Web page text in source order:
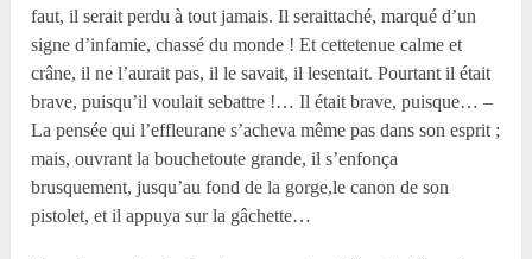
faut, il serait perdu à tout jamais. Il seraittaché, marqué d’un
signe d’infamie, chassé du monde ! Et cettetenue calme et
crâne, il ne l’aurait pas, il le savait, il lesentait. Pourtant il était
brave, puisqu’il voulait sebattre !… Il était brave, puisque… –
La pensée qui l’effleurane s’acheva même pas dans son esprit ;
mais, ouvrant la bouchetoute grande, il s’enfonça
brusquement, jusqu’au fond de la gorge,le canon de son
pistolet, et il appuya sur la gâchette…